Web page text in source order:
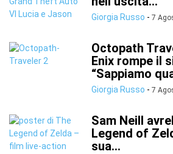
Giorgia Russo - 7
Octopath
Enix rompe il
“Sappiamo
Giorgia Russo - 7
Sam Neill
Legend of
sua...